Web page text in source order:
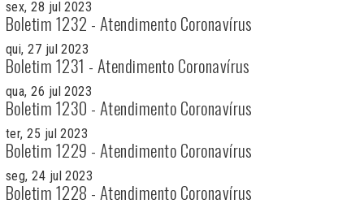
sex, 28 jul 2023
Boletim 1232 - Atendimento Coronavírus
qui, 27 jul 2023
Boletim 1231 - Atendimento Coronavírus
qua, 26 jul 2023
Boletim 1230 - Atendimento Coronavírus
ter, 25 jul 2023
Boletim 1229 - Atendimento Coronavírus
seg, 24 jul 2023
Boletim 1228 - Atendimento Coronavírus